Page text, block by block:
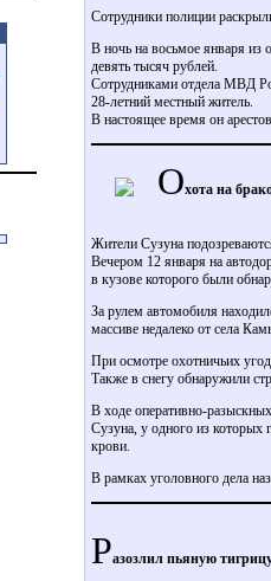
Сотрудники полиции
В ночь на восьмое января из
девять тысяч рублей.
Сотрудниками отдела МВД
28-летний местный житель.
В настоящее время он
Охота на
Жители Сузуна
Вечером 12 января на
в кузове которого были
За рулем автомобиля
массиве недалеко от села
При осмотре охотничьих
Также в снегу обнаружили
В ходе оперативно-
Сузуна, у одного из которых
крови.
В рамках уголовного дела
Разозлил пьяную